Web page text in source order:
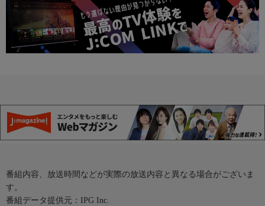
番組内容、放送時間などが実際の放送内容と異なる場合がございま
す。
番組データ提供元：IPG Inc.